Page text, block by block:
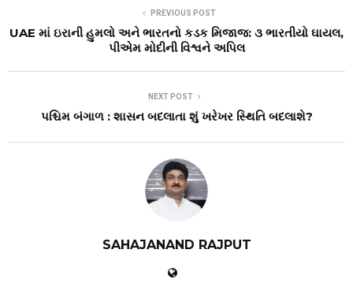
PREVIOUS POST
UAE માં ઇરાની હુમલો અને ભારતનો કડક મિજાજ: ૩ ભારતીયો ઘાયલ,
પીએમ મોદીની વિશ્વને અપિલ
NEXT POST
પશ્ચિમ બંગાળ : શાસન બદલાતા શું ખરેખર સ્થિતિ બદલાશે?
SAHAJANAND RAJPUT